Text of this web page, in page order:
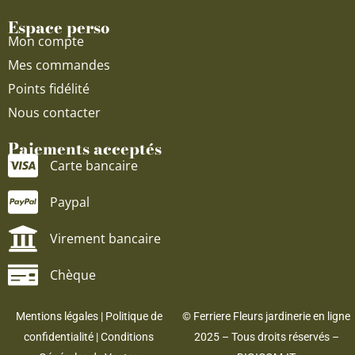
Espace perso
Mon compte
Mes commandes
Points fidélité
Nous contacter
Paiements acceptés
Carte bancaire
Paypal
Virement bancaire
Chèque
Mentions légales| Politique de
confidentialité |Conditions
© Ferriere Fleurs jardinerie en ligne
2025 – Tous droits réservés –